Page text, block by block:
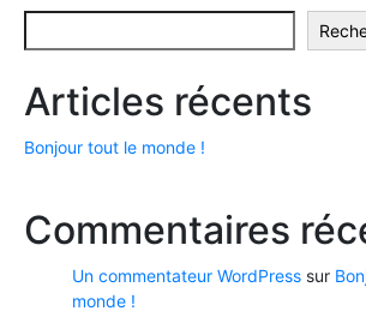
Articles récents
Bonjour tout le monde !
Commentaires
Un commentateur WordPress sur
monde !